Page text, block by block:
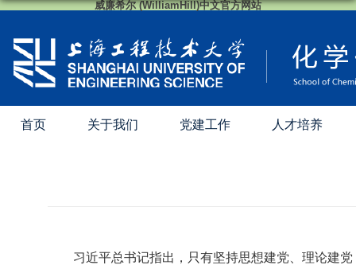
威廉希尔 (WilliamHill)中文官方网站
首页 关于我们 党建工作 人才培养
习近平总书记指出，只有坚持思想建党、理论建